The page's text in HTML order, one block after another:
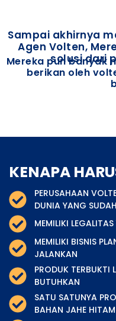
Sampai akhirnya
Agen Volten,
solusi dari
Mereka pun banyak
berikan oleh
KENAPA
PERUSAHAAN
DUNIA YANG
MEMILIKI
MEMILIKI BISNIS
JALANKAN
PRODUK TERBUKTI
BUTUHKAN
SATU SATUNYA
BAHAN JAHE HITAM